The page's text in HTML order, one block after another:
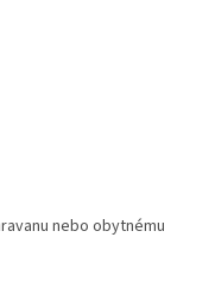
nebo obytnému